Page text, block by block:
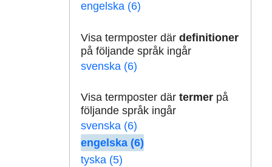
engelska (6)
Visa termposter där definitioner
på följande språk ingår
svenska (6)
Visa termposter där termerpå
följande språk ingår
svenska (6)
engelska (6)
tyska (5)